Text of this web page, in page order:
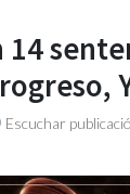
14
Escuchar